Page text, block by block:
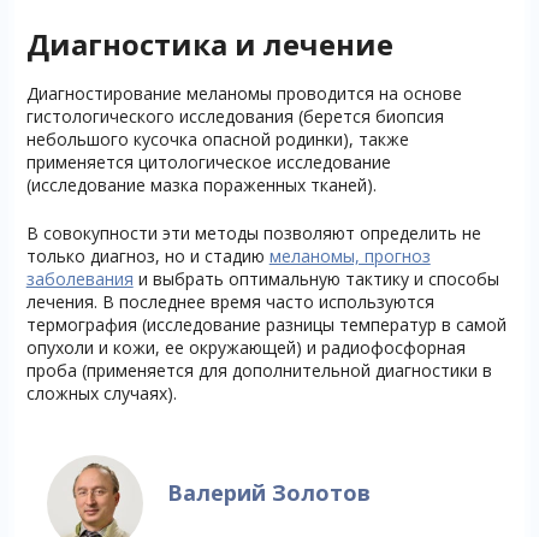
Диагностика и лечение
Диагностирование меланомы проводится на основе
гистологического исследования (берется биопсия
небольшого кусочка опасной родинки), также
применяется цитологическое исследование
(исследование мазка пораженных тканей).
В совокупности эти методы позволяют определить не
только диагноз, но и стадию меланомы, прогноз
заболевания и выбрать оптимальную тактику и способы
лечения. В последнее время часто используются
термография (исследование разницы температур в самой
опухоли и кожи, ее окружающей) и радиофосфорная
проба (применяется для дополнительной диагностики в
сложных случаях).
Валерий Золотов